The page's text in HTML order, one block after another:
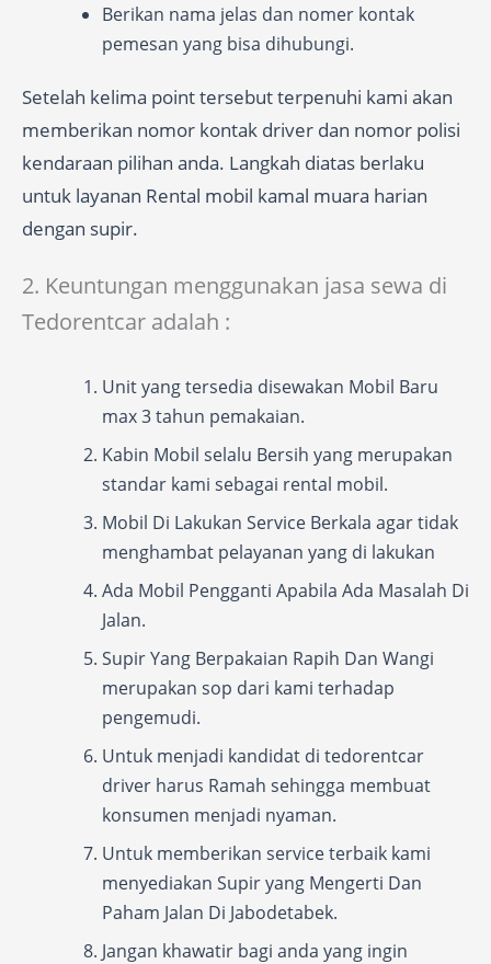
Berikan nama jelas dan nomer kontak
pemesan yang bisa dihubungi.
Setelah kelima point tersebut terpenuhi kami akan
memberikan nomor kontak driver dan nomor polisi
kendaraan pilihan anda. Langkah diatas berlaku
untuk layanan Rental mobil kamal muara harian
dengan supir.
2. Keuntungan menggunakan jasa sewa di
Tedorentcar adalah :
Unit yang tersedia disewakan Mobil Baru
max 3 tahun pemakaian.
Kabin Mobil selalu Bersih yang merupakan
standar kami sebagai rental mobil.
Mobil Di Lakukan Service Berkala agar tidak
menghambat pelayanan yang di lakukan
Ada Mobil Pengganti Apabila Ada Masalah Di
Jalan.
Supir Yang Berpakaian Rapih Dan Wangi
merupakan sop dari kami terhadap
pengemudi.
Untuk menjadi kandidat di tedorentcar
driver harus Ramah sehingga membuat
konsumen menjadi nyaman.
Untuk memberikan service terbaik kami
menyediakan Supir yang Mengerti Dan
Paham Jalan Di Jabodetabek.
Jangan khawatir bagi anda yang ingin